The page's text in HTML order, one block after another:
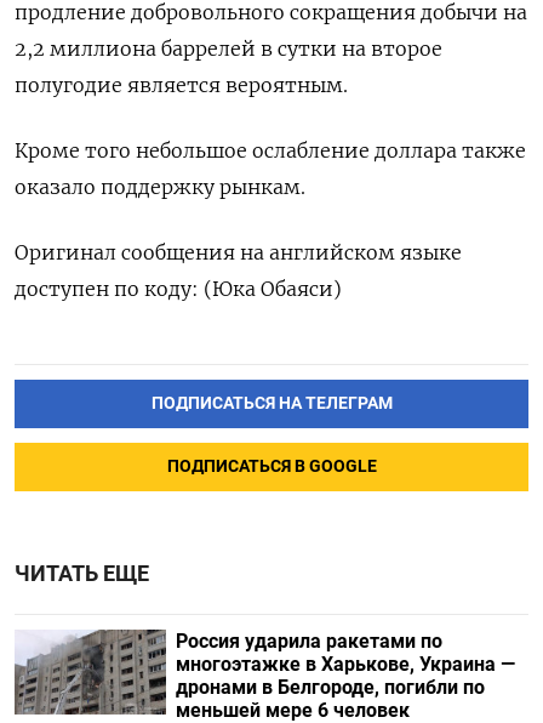
продление добровольного сокращения добычи на
2,2 миллиона баррелей в сутки на второе
полугодие является вероятным.
Кроме того небольшое ослабление доллара также
оказало поддержку рынкам.
Оригинал сообщения на английском языке
доступен по коду: (Юка Обаяси)
ПОДПИСАТЬСЯ НА ТЕЛЕГРАМ
ПОДПИСАТЬСЯ В GOOGLE
ЧИТАТЬ ЕЩЕ
Россия ударила ракетами по
многоэтажке в Харькове, Украина —
дронами в Белгороде, погибли по
меньшей мере 6 человек